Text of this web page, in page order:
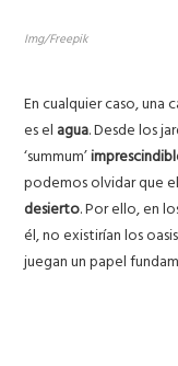
Img/Freepik
En cualquier caso,
es el agua. Desde los
‘summum’
podemos olvidar que
desierto. Por ello, en
él, no existirían los
juegan un papel